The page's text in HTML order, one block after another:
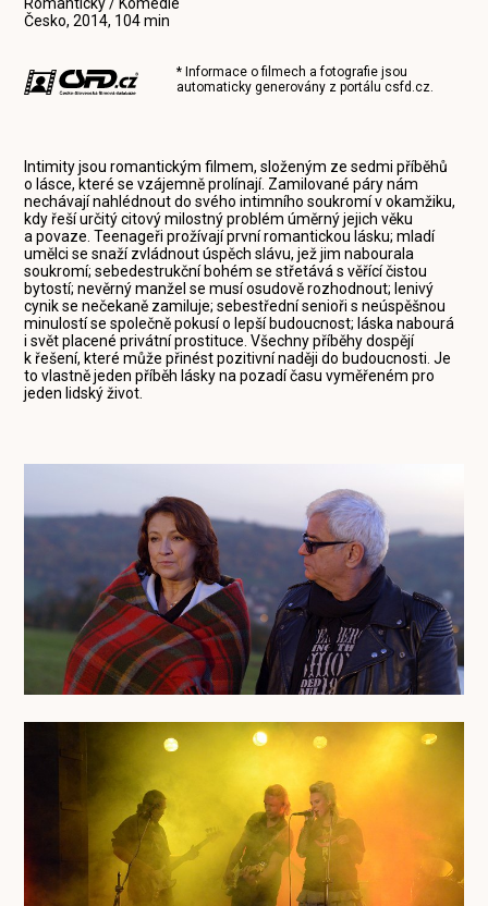
Česko, 2014, 104 min
* Informace o filmech a fotografie jsou
automaticky generovány z portálucsfd.cz.
Intimity jsou romantickým filmem, složeným ze sedmi příběhů
o lásce, které se vzájemně prolínají. Zamilované páry nám
nechávají nahlédnout do svého intimního soukromí v okamžiku,
kdy řeší určitý citový milostný problém úměrný jejich věku
a povaze. Teenageři prožívají první romantickou lásku; mladí
umělci se snaží zvládnout úspěch slávu, jež jim nabourala
soukromí; sebedestrukční bohém se střetává s věřící čistou
bytostí; nevěrný manžel se musí osudově rozhodnout; lenivý
cynik se nečekaně zamiluje; sebestřední senioři s neúspěšnou
minulostí se společně pokusí o lepší budoucnost; láska nabourá
i svět placené privátní prostituce. Všechny příběhy dospějí
k řešení, které může přinést pozitivní naději do budoucnosti. Je
to vlastně jeden příběh lásky na pozadí času vyměřeném pro
jeden lidský život.